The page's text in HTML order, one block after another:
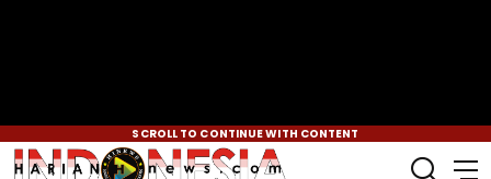
SCROLL TO CONTINUE WITH CONTENT